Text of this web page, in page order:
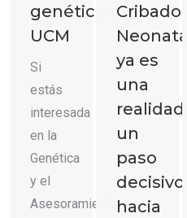
genético
UCM
Si
estás
interesada
en la
Genética
y el
Asesoramiento
Cribado
Neonatal
ya es
una
realidad:
un
paso
decisivo
hacia